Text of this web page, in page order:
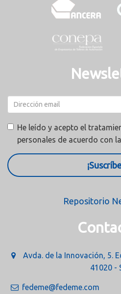
He leído y acepto el
personales de acuerdo con la
Repositorio
Avda. de la Innovación, 5.
41020 -
fedeme@fedeme.com